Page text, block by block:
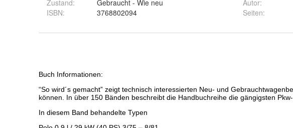
Zustand:
Gebraucht - Wie neu
ISBN:
3768802094
Autor:
Seiten: